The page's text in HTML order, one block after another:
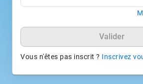
Valider
Vous n'êtes pas inscrit ? Inscrivez